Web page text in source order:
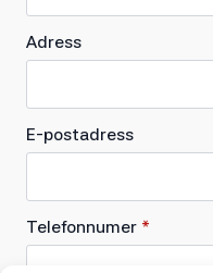
Adress
E-postadress
Telefonnumer *